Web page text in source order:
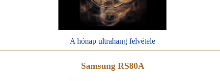
A hónap ultrahang felvétele
Samsung RS80A